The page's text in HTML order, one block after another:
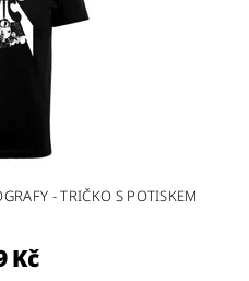
- TRIČKO S POTISKEM
Kč